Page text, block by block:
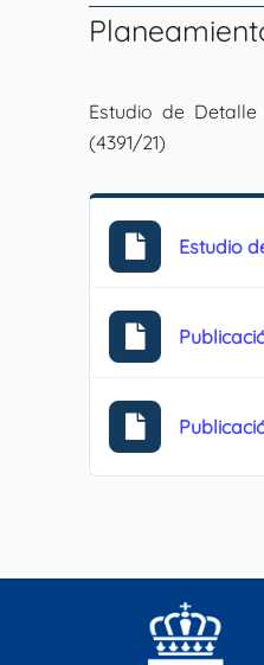
Estudio de
(4391/21)
Estudio